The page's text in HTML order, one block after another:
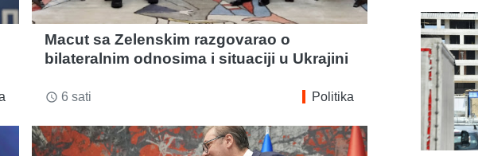
Macut sa Zelenskim razgovarao o
bilateralnim odnosima i situaciji u Ukrajini
access_time 6 sati Politika